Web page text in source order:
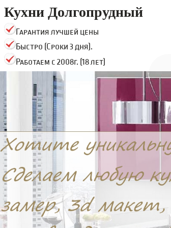
Кухни Долгопрудный
Гарантия лучшей цены
Быстро (Сроки 3 дня).
Работаем с 2008г. (18 лет)